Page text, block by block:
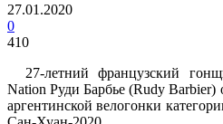
27.01.2020
0
410
27-летний французский
Nation Руди Барбье (Rudy Barbier)
аргентинской велогонки